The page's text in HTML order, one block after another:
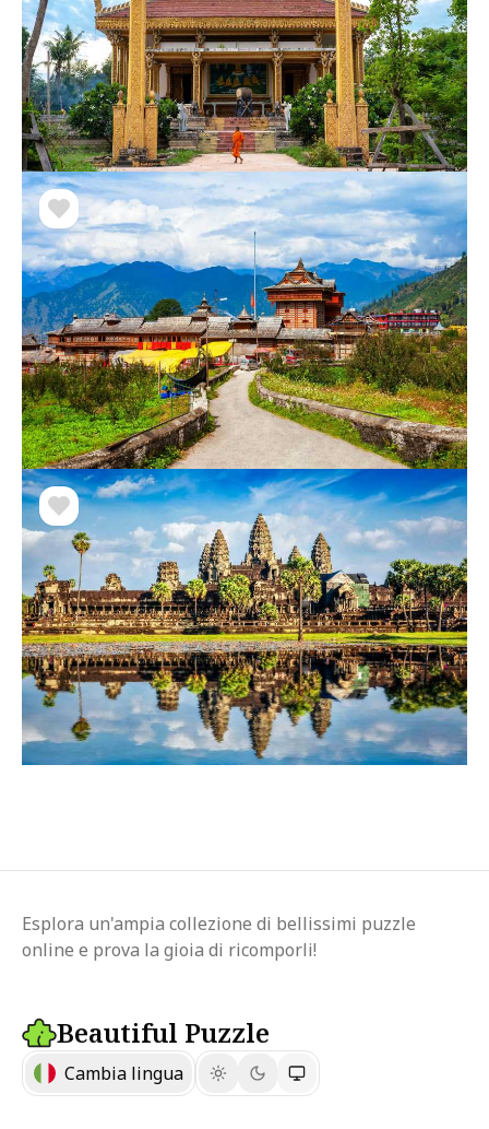
Esplora un'ampia collezione di bellissimi puzzle
online e prova la gioia di ricomporli!
Beautiful Puzzle
Cambia lingua